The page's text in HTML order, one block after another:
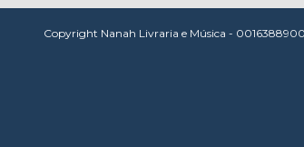
Copyright Nanah Livraria e Música -